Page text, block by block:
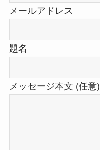
メールアドレス
題名
メッセージ本文 (任意)